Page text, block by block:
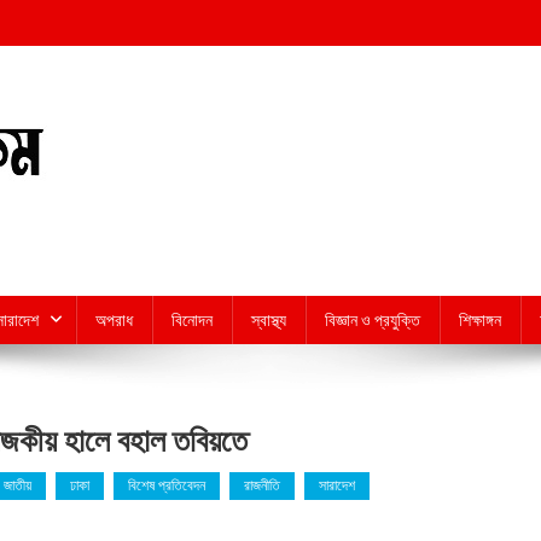
অপরাধ বিনোদন স্বাস্থ্য বিজ্ঞান ও প্রযুক্তি শিক্ষাঙ্গন
হালে বহাল তবিয়তে
জাতীয় ঢাকা বিশেষ প্রতিবেদন রাজনীতি সারাদেশ